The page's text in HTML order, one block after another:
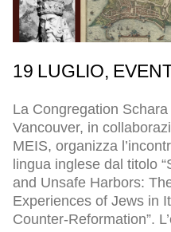
19 LUGLIO,
La Congregation
Vancouver, in
MEIS, organizza
lingua inglese dal titolo
and Unsafe Harbors:
Experiences of Jews in
Counter-Reformation”.